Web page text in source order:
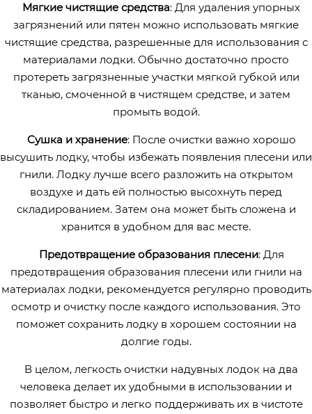
Мягкие чистящие средства: Для удаления упорных
загрязнений или пятен можно использовать мягкие
чистящие средства, разрешенные для использования с
материалами лодки. Обычно достаточно просто
протереть загрязненные участки мягкой губкой или
тканью, смоченной в чистящем средстве, и затем
промыть водой.
Сушка и хранение: После очистки важно хорошо
высушить лодку, чтобы избежать появления плесени или
гнили. Лодку лучше всего разложить на открытом
воздухе и дать ей полностью высохнуть перед
складированием. Затем она может быть сложена и
хранится в удобном для вас месте.
Предотвращение образования плесени: Для
предотвращения образования плесени или гнили на
материалах лодки, рекомендуется регулярно проводить
осмотр и очистку после каждого использования. Это
поможет сохранить лодку в хорошем состоянии на
долгие годы.
В целом, легкость очистки надувных лодок на два
человека делает их удобными в использовании и
позволяет быстро и легко поддерживать их в чистоте